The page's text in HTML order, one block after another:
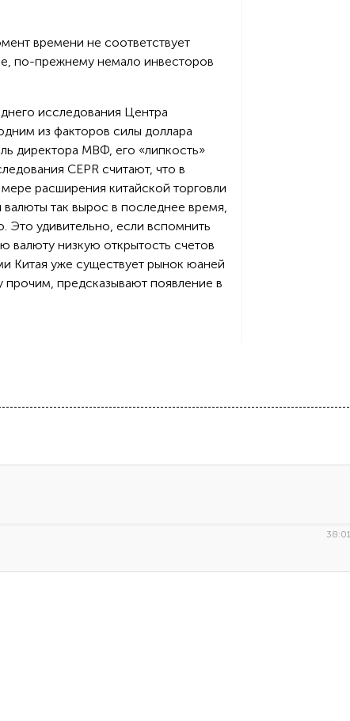
времени не соответствует
по-прежнему немало инвесторов
исследования Центра
из факторов силы доллара
директора МВФ, его «липкость»
CEPR считают, что в
расширения китайской торговли
так вырос в последнее время,
Это удивительно, если вспомнить
низкую открытость счетов
Китая уже существует рынок юаней
предсказывают появление в
38:01